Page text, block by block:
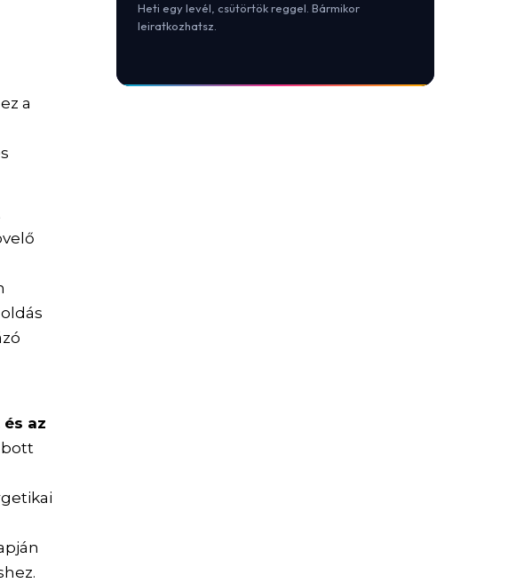
a
az
Heti egy levél, csütörtök reggel. Bármikor
leiratkozhatsz.